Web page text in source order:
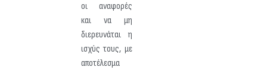
οι αναφορές
και να μη
διερευνάται η
ισχύς τους, με
αποτέλεσμα